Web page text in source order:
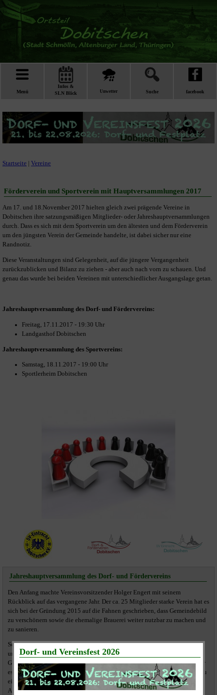
Menü
Infos &
SLN Blick
Unwetter Suche facebook
Startseite Vereine
Förderverein und Sportverein mit Hauptversammlungen 2017
Am 17. und 18.November 2017 hielten gleich zwei prägende Vereine in
Dobitschen ihre satzungsmäßigen Mitglieder- oder Jahreshauptversammlungen
durch. Dass es sich mit dem Sportverein um den ältesten und dem Förderverein
um den jüngsten Verein der Gemeinde handelte, ist dabei sicher nur eine
Randnotiz.
Diese Veranstaltungen sind Gelegenheit, auf die jüngere Vergangenheit
zurückzublicken und Bilanz zu ziehen - aber auch nach vorn zu schauen. Und
genau das wurde bei beiden Vereinen mit unterschiedlicher Ausgangslage getan.
Jahreshauptversammlung des Dorf- und Fördervereins:
Freitag, 17.11.2017 - 19:30 Uhr
Landgasthof Dobitschen
Jahreshauptversammlung des Sportvereins:
Samstag, 18.11.2017 - 19:00 Uhr
Sportlerheim Dobitschen
Jahreshauptversammlung des Dorf- und Fördervereins
Den Anfang machte Vereinsvorsitzender Holger Engert mit seinem
Rückblick auf das vergangene Jahr. Der ca. 25 Mitglieder starke Verein hat es
sich bei der Gründung 2015 auf die Fahnen geschrieben, dass Gemeindebild
zu verschönern sowie die ehemalige Brauerei weiter nutzbar zu machen und
zu sanieren.
Selbstkritisch schätzte er ein, dass die Brauereisanierung durch Zeitmangel
und Unsicherheiten aufgrund der von der Landesregierung angestrebten
Gebietsreform im vergangenen Jahr ein wenig ins Stocken geraten war. Aber
es gab eine Reihe anderer Maßnahmen, die erfolgreich das Gemeindebild zu
einem schöneren veränderten. So führte der Verein mehrere ehrenamtliche
Arbeitseinsätze durch, bei denen der Verein auch mit finanziellen Mitteln